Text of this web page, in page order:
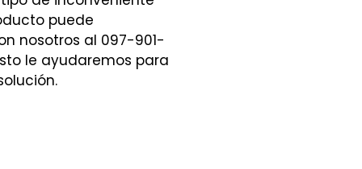
puede
nosotros al 097-901-
le ayudaremos para